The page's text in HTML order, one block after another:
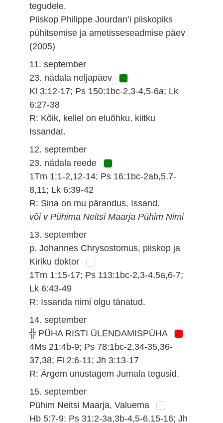
tegudele.
Piiskop Philippe Jourdan’i piiskopiks
pühitsemise ja ametisseseadmise päev
(2005)
11. september
23. nädala neljapäev
Kl 3:12-17; Ps 150:1bc-2,3-4,5-6a; Lk
6:27-38
R: Kõik, kellel on eluõhku, kiitku
Issandat.
12. september
23. nädala reede
1Tm 1:1-2,12-14; Ps 16:1bc-2ab,5,7-
8,11; Lk 6:39-42
R: Sina on mu pärandus, Issand.
või v Pühima Neitsi Maarja Pühim Nimi
13. september
p. Johannes Chrysostomus, piiskop ja
Kiriku doktor
1Tm 1:15-17; Ps 113:1bc-2,3-4,5a,6-7;
Lk 6:43-49
R: Issanda nimi olgu tänatud.
14. september
╬ PÜHA RISTI ÜLENDAMISPÜHA
4Ms 21:4b-9; Ps 78:1bc-2,34-35,36-
37,38; Fl 2:6-11; Jh 3:13-17
R: Ärgem unustagem Jumala tegusid.
15. september
Pühim Neitsi Maarja, Valuema
Hb 5:7-9; Ps 31:2-3a,3b-4,5-6,15-16; Jh